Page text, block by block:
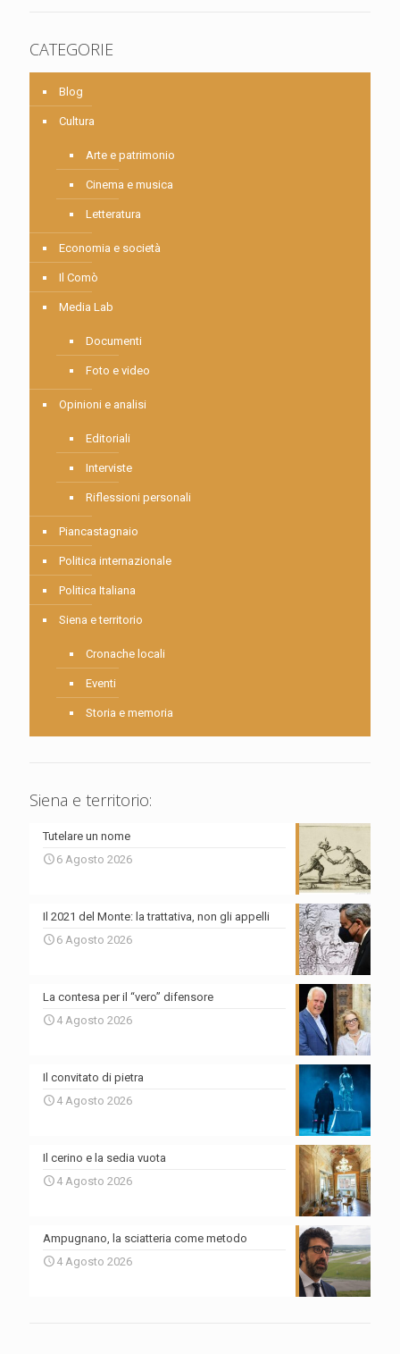
CATEGORIE
Blog
Cultura
Arte e patrimonio
Cinema e musica
Letteratura
Economia e società
Il Comò
Media Lab
Documenti
Foto e video
Opinioni e analisi
Editoriali
Interviste
Riflessioni personali
Piancastagnaio
Politica internazionale
Politica Italiana
Siena e territorio
Cronache locali
Eventi
Storia e memoria
Siena e territorio:
Tutelare un nome
6 Agosto 2026
Il 2021 del Monte: la trattativa, non gli appelli
6 Agosto 2026
La contesa per il “vero” difensore
4 Agosto 2026
Il convitato di pietra
4 Agosto 2026
Il cerino e la sedia vuota
4 Agosto 2026
Ampugnano, la sciatteria come metodo
4 Agosto 2026